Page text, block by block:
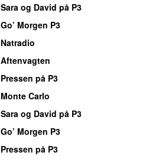
Sara og David på P3
Go’ Morgen P3
Natradio
Aftenvagten
Pressen på P3
Monte Carlo
Sara og David på P3
Go’ Morgen P3
Pressen på P3